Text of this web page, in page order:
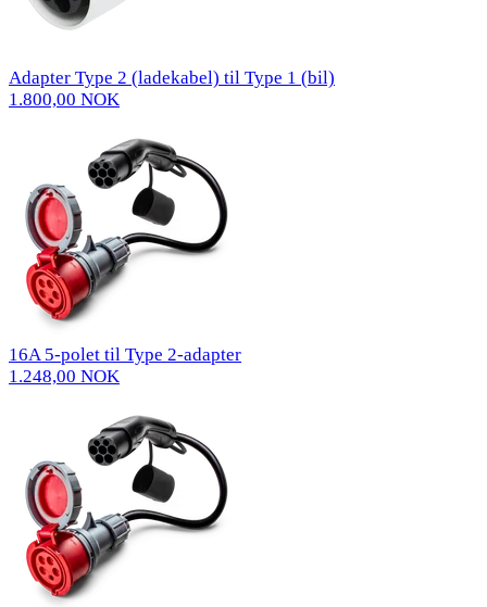
Adapter Type 2 (ladekabel) til Type 1 (bil)
1.800,00 NOK
16A 5-polet til Type 2-adapter
1.248,00 NOK